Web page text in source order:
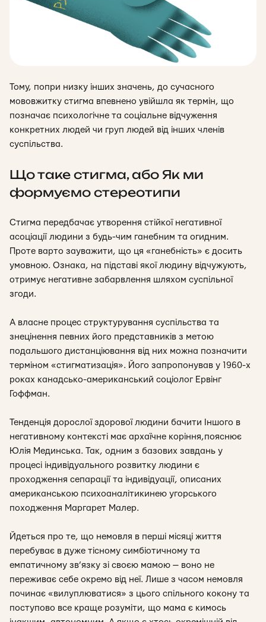
Тому, попри низку інших значень, до сучасного
мововжитку стигма впевнено увійшла як термін, що
позначає психологічне та соціальне відчуження
конкретних людей чи груп людей від інших членів
суспільства.
Що таке стигма,або Як ми
формуємо стереотипи
Стигма передбачає утворення стійкої негативної
асоціації людини з будь-чим ганебним та огидним.
Проте варто зауважити, що ця «ганебність» є досить
умовною. Ознака, на підставі якої людину відчужують,
отримує негативне забарвлення шляхом суспільної
згоди.
А власне процес структурування суспільства та
знецінення певних його представників з метою
подальшого дистанціювання від них можна позначити
терміном «стигматизація». Його запропонував у 1960-х
роках канадсько-американський соціолог Ервінг
Гоффман.
Тенденція дорослої здорової людини бачити Іншого в
негативному контексті має архаїчне коріння,пояснює
Юлія Мединська. Так, одним з базових завдань у
процесі індивідуального розвитку людини є
проходження сепарації та індивідуації, описаних
американською психоаналітикинею угорського
походження Маргарет Малер.
Йдеться про те, що немовля в перші місяці життя
перебуває в дуже тісному симбіотичному та
емпатичному зв’язку зі своєю мамою — воно не
переживає себе окремо від неї. Лише з часом немовля
починає «вилуплюватися» з цього спільного кокону та
поступово все краще розуміти, що мама є кимось